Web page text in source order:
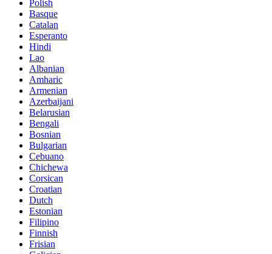
Polish
Basque
Catalan
Esperanto
Hindi
Lao
Albanian
Amharic
Armenian
Azerbaijani
Belarusian
Bengali
Bosnian
Bulgarian
Cebuano
Chichewa
Corsican
Croatian
Dutch
Estonian
Filipino
Finnish
Frisian